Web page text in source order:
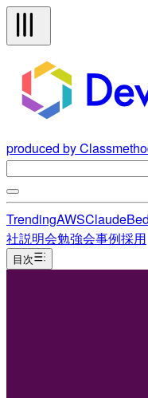
produced by
TrendingAWSClaude
社説明会勉強会事例採用
目次